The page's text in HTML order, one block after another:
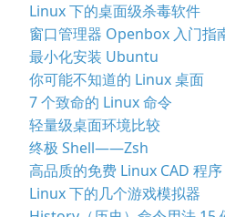
Linux 下的桌面级杀毒软件
窗口管理器 Openbox 入门指
最小化安装 Ubuntu
你可能不知道的 Linux 桌面
7 个致命的 Linux 命令
轻量级桌面环境比较
终极 Shell——Zsh
高品质的免费 Linux CAD 程序
Linux 下的几个游戏模拟器